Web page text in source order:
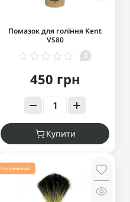
Помазок для гоління Kent
VS80
0
450 грн
Купити
Популярний